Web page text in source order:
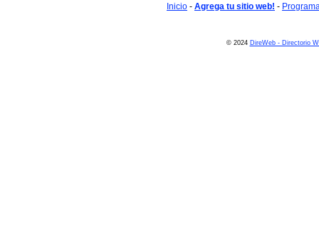
Inicio - Agrega tu sitio web! -
© 2024 DireWeb - Directorio